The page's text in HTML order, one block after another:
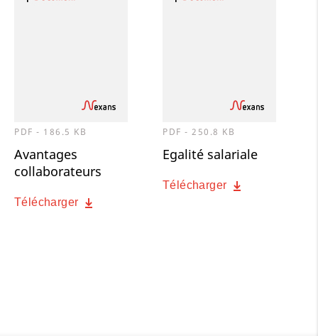
PDF - 186.5 KB
Avantages
collaborateurs
Télécharger
PDF - 250.8 KB
Egalité salariale
Télécharger